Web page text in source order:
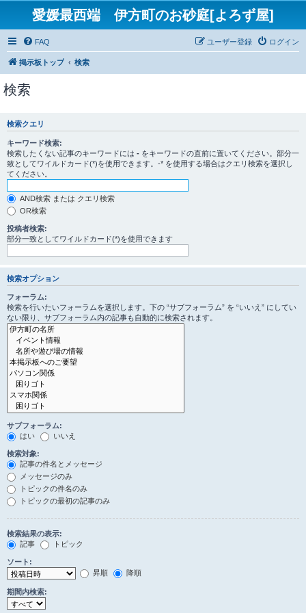
愛媛最西端 伊方町のお砂庭[よろず屋]
FAQ ログイン
ユーザー登録
掲示板トップ 検索
検索
検索クエリ
キーワード検索:
検索したくない記事のキーワードには - をキーワードの直前に置いてください。部分一
致としてワイルドカード(*)を使用できます。-* を使用する場合はクエリ検索を選択し
てください。
AND検索 または クエリ検索
OR検索
投稿者検索:
部分一致としてワイルドカード(*)を使用できます
検索オプション
フォーラム:
検索を行いたいフォーラムを選択します。下の “サブフォーラム” を “いいえ” にしてい
ない限り、サブフォーラム内の記事も自動的に検索されます。
サブフォーラム:
はい
いいえ
検索対象:
記事の件名とメッセージ
メッセージのみ
トピックの件名のみ
トピックの最初の記事のみ
検索結果の表示:
記事
トピック
ソート:
昇順
降順
期間内検索: